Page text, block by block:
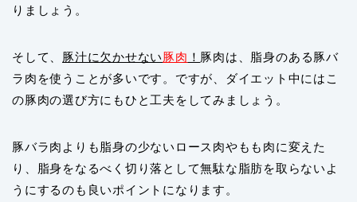
りましょう。
そして、 豚汁に欠かせない豚肉 ！ 豚肉は、脂身のある豚バ
ラ肉を使うことが多いです。ですが、ダイエット中にはこ
の豚肉の選び方にもひと工夫をしてみましょう。
豚バラ肉よりも脂身の少ないロース肉やもも肉に変えた
り、脂身をなるべく切り落として無駄な脂肪を取らないよ
うにするのも良いポイントになります。